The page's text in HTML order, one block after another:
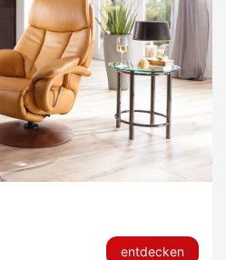
entdecken